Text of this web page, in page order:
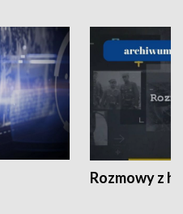
Rozmowy z